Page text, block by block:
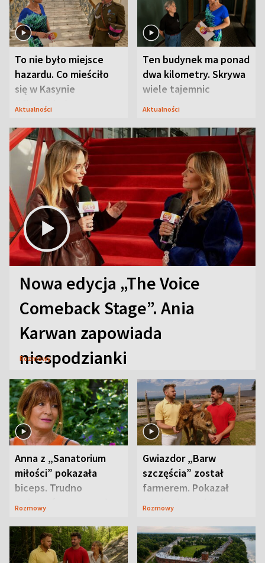
To nie było miejsce
hazardu. Co mieściło
się w Kasynie
Oficerskim?
Aktualności
Ten budynek ma ponad
dwa kilometry. Skrywa
wiele tajemnic
Aktualności
Nowa edycja „The Voice
Comeback Stage”. Ania
Karwan zapowiada
niespodzianki
Rozmowy
Anna z „Sanatorium
miłości” pokazała
biceps. Trudno
uwierzyć, co przeszła
Rozmowy
Gwiazdor „Barw
szczęścia” został
farmerem. Pokazał
swoje niezwykłe
Rozmowy